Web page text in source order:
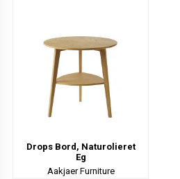
Drops Bord, Naturolieret
Eg
Aakjaer Furniture